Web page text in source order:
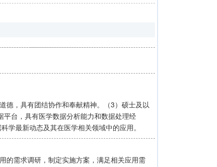
德，具有团结协作和奉献精神。（3）硕士及以
台，具有医学数据分析能力和数据处理经
学最新动态及其在医学相关领域中的应用。
的需求调研，制定实施方案，满足相关应用需